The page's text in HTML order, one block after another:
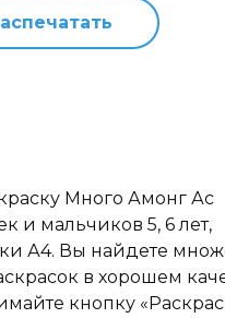
Много Амонг Ас
и мальчиков 5, 6 лет,
А4. Вы найдете
в хорошем
кнопку